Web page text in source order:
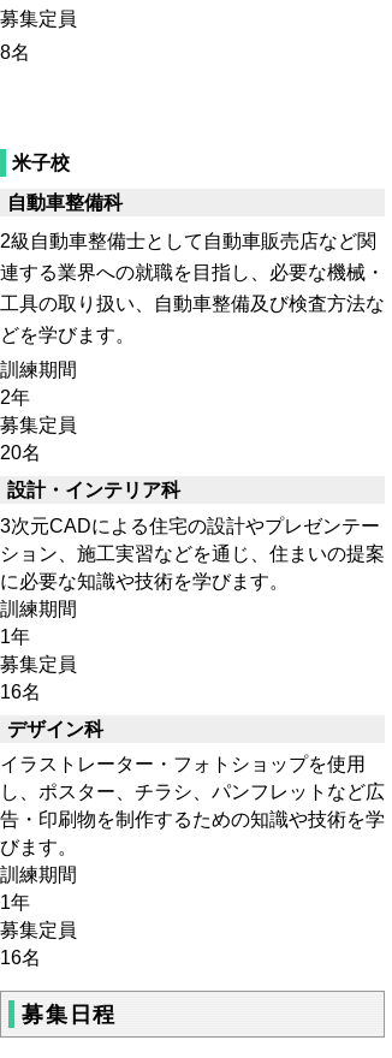
募集定員
8名
米子校
自動車整備科
2級自動車整備士として自動車販売店など関
連する業界への就職を目指し、必要な機械・
工具の取り扱い、自動車整備及び検査方法な
どを学びます。
訓練期間
2年
募集定員
20名
設計・インテリア科
3次元CADによる住宅の設計やプレゼンテー
ション、施工実習などを通じ、住まいの提案
に必要な知識や技術を学びます。
訓練期間
1年
募集定員
16名
デザイン科
イラストレーター・フォトショップを使用
し、ポスター、チラシ、パンフレットなど広
告・印刷物を制作するための知識や技術を学
びます。
訓練期間
1年
募集定員
16名
募集日程